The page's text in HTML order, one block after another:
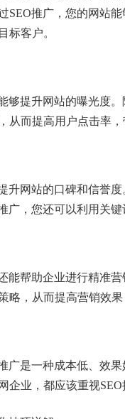
SEO推广，您的网站
标客户。
够提升网站的曝光度
从而提高用户点击率，
升网站的口碑和信誉
广，您还可以利用关
能帮助企业进行精准
略，从而提高营销效果
广是一种成本低、效
企业，都应该重视